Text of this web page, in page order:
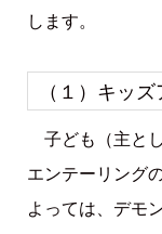
します。
（１）キッ
子ども（主と
エンテーリング
よっては、デモ